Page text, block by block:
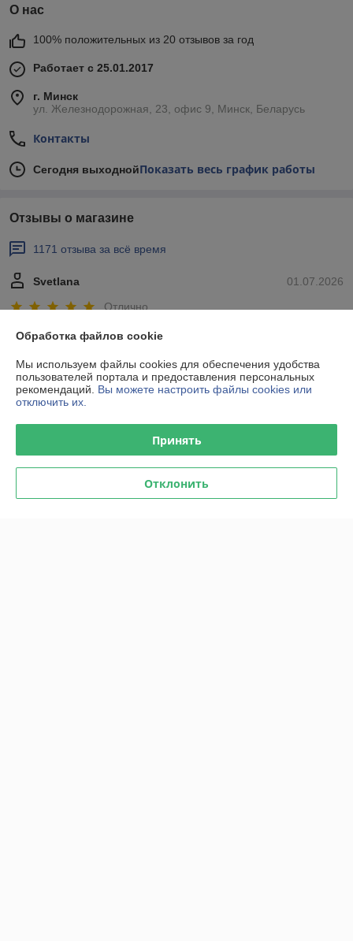
О нас
100% положительных из 20 отзывов за год
Работает с 25.01.2017
г. Минск
ул. Железнодорожная, 23, офис 9, Минск, Беларусь
Контакты
Сегодня выходнойПоказать весь график работы
Отзывы о магазине
1171 отзыва за всё время
01.07.2026
Svetlana
Отлично
Нашла товар, который очень нужен. Быстро оформили заказ, всё
организовано! Буду сама пользоватьсЯ и рекомендацовать!
Сделка подтверждена через корзину
Обработка файлов cookie
Мы используем файлы cookies для обеспечения удобства
пользователей портала и предоставления персональных
рекомендаций. Вы можете настроить файлы cookies или
отключить их.
Принять
Отклонить